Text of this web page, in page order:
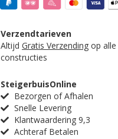
Verzendtarieven
Altijd Gratis Verzending op alle
constructies
SteigerbuisOnline
Bezorgen of Afhalen
Snelle Levering
Klantwaardering 9,3
Achteraf Betalen